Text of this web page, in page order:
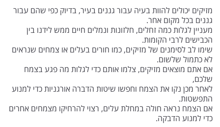
מזיקים יכולים להוות בעיה עבור גננים בעיר, בדיוק כפי שהם עבור
גננים בכל מקום אחר.
מעניין לגלות כמה זחלים, חלזונות ונמלים חיים ממש לידנו בין
הכבישים לרבי הקומות.
שימו לב לסימנים של מזיקים, כמו חורים בעלים או צמחים שנראים
לא כתמול שלשום.
אם אתם מוצאים מזיקים, צלמו אותם כדי לגלות מה פגע בצמח
שלכם,
לאחר מכן נקו את הצמח וחפשו שיטות הדברה אורגניות כדי למנוע
התפשטות.
אם הצמח נראה חולה במחלת עלים, רצוי להרחיקו מצמחים אחרים
כדי למנוע הדבקה.